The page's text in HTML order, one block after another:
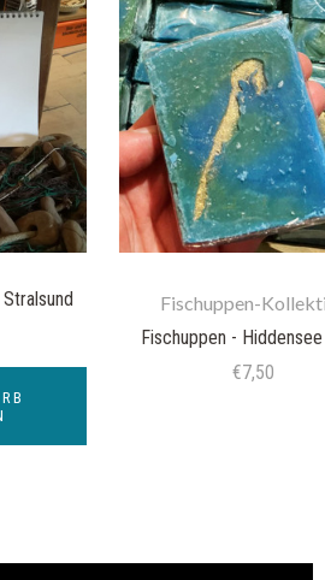
Fischuppen-
Fischuppen -
€7,50